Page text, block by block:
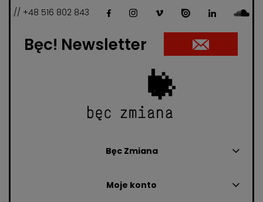
// +48 516 802 843
Bęc! Newsletter
Bęc Zmiana
Moje konto